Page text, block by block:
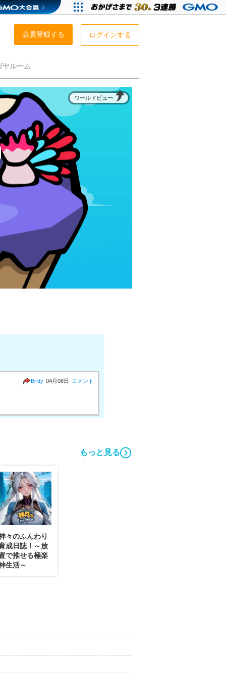
会員登録する ログインする
ヤルーム
ワールドビュー
Britty 04月08日 コメント
もっと見る
々のふんわり
成日誌！～放
で推せる極楽
生活～